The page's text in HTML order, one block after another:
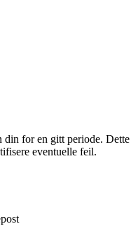
for en gitt periode.
eventuelle feil.